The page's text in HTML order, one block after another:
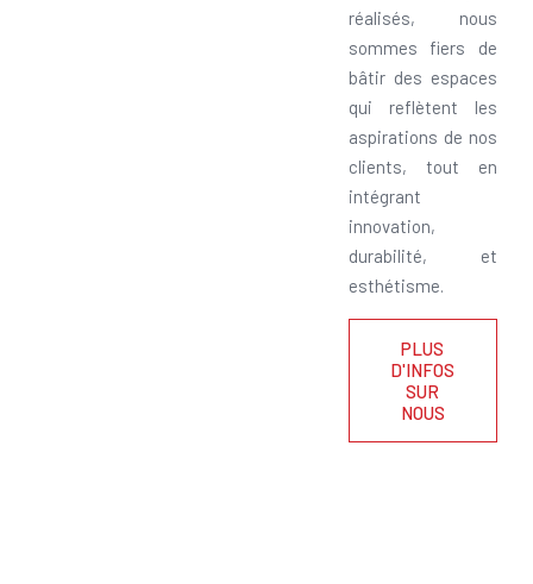
réalisés, nous
sommes fiers de
bâtir des espaces
qui reflètent les
aspirations de nos
clients, tout en
intégrant
innovation,
durabilité, et
esthétisme.
PLUS
D'INFOS
SUR
NOUS